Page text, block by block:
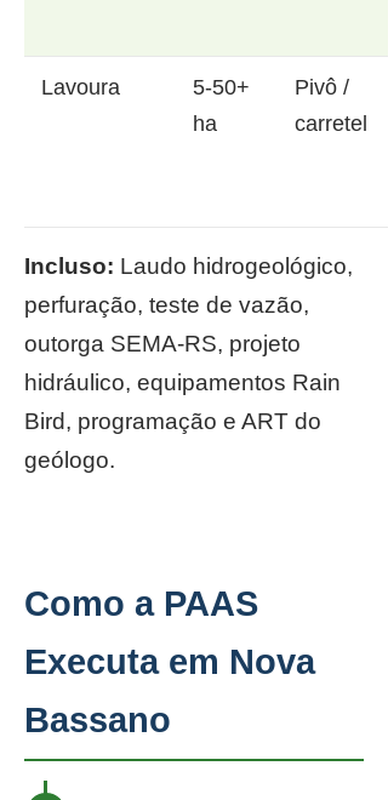
Lavoura
5-50+
ha
Pivô /
carretel
Incluso: Laudo hidrogeológico,
perfuração, teste de vazão,
outorga SEMA-RS, projeto
hidráulico, equipamentos Rain
Bird, programação e ART do
geólogo.
Como a PAAS
Executa em Nova
Bassano